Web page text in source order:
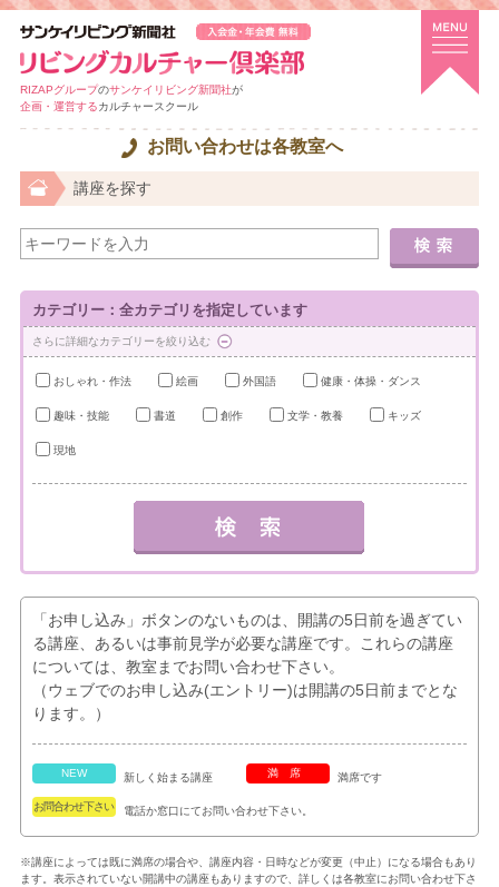
RIZAPグループのサンケイリビング新聞社が
企画・運営するカルチャースクール
お問い合わせは各教室へ
講座を探す
カテゴリー：全カテゴリを指定しています
さらに詳細なカテゴリーを絞り込む
おしゃれ・作法 絵画 外国語 健康・体操・ダンス
趣味・技能 書道 創作 文学・教養 キッズ
現地
「お申し込み」ボタンのないものは、開講の5日前を過ぎてい
る講座、あるいは事前見学が必要な講座です。これらの講座
については、教室までお問い合わせ下さい。
（ウェブでのお申し込み(エントリー)は開講の5日前までとな
ります。）
NEW 新しく始まる講座 満席 満席です
お問合わせ下さい 電話か窓口にてお問い合わせ下さい。
※講座によっては既に満席の場合や、講座内容・日時などが変更（中止）になる場合もあり
ます。表示されていない開講中の講座もありますので、詳しくは各教室にお問い合わせ下さ